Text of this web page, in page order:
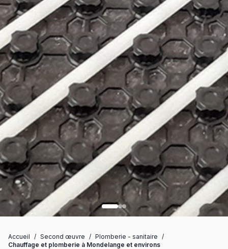
Accueil / Second œuvre / Plomberie - sanitaire /
Chauffage et plomberie à Mondelange et environs